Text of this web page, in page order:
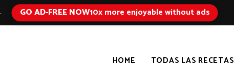
GO AD-FREE NOW10x more enjoyable without ads
HOME TODAS LAS RECETAS